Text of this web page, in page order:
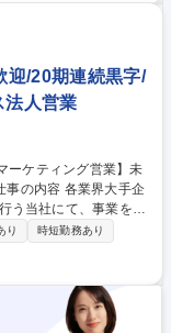
談の設定興味を持った
業チームとの連携商
します。 募集職
未経験歓迎◎成長でき
迎/20期連続黒字/
法人営業
う当社にて、事業を伸
の要望に対して企画か
果検証・フィードバ
ち合わせ2～3件■企画
MTG(必要に際してい
り
時短勤務あり